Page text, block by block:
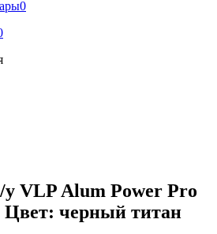
0
у VLP Alum Power Pro
Цвет: черный титан